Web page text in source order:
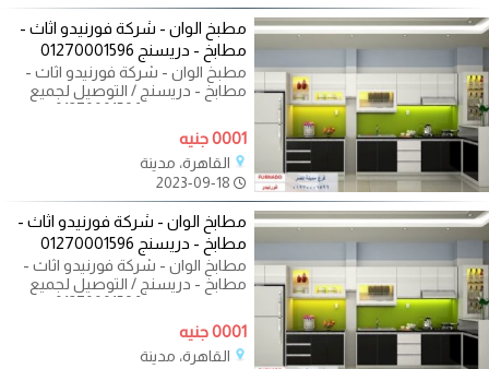
مطبخ الوان - شركة فورنيدو اثاث -
مطابخ - دريسنج 01270001596
مطبخ الوان - شركة فورنيدو اثاث -
مطابخ - دريسنج / التوصيل لجميع
شركة فورنيدو
0001 جنيه
القاهرة، مدينة
مطابخ الوان - شركة فورنيدو اثاث -
مطابخ - دريسنج 01270001596
مطابخ الوان - شركة فورنيدو اثاث -
مطابخ - دريسنج / التوصيل لجميع
شركة
0001 جنيه
القاهرة، مدينة